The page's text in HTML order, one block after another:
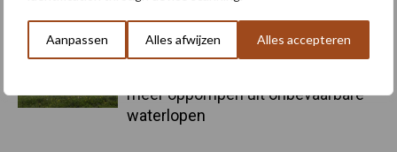
Aanpassen Alles afwijzen Alles accepteren
Provincie Antwerpen breidt
meer oppompen uit onbevaarbare
waterlopen